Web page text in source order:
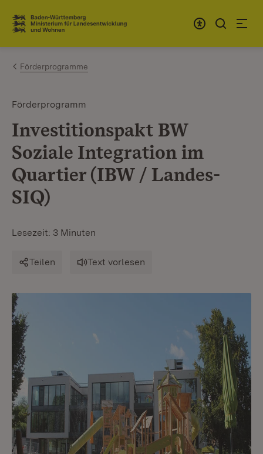
Zum Inhalt springen
Link zur Startseite
Förderprogramme
Förderprogramm
Investitionspakt BW
Soziale Integration im
Quartier (IBW / Landes-
SIQ)
Lesezeit: 3 Minuten
Teilen Text vorlesen